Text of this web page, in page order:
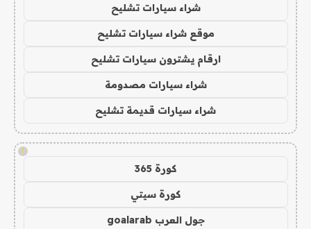
شراء سيارات تشليح
موقع شراء سيارات تشليح
ارقام يشترون سيارات تشليح
شراء سيارات مصدومة
شراء سيارات قديمة تشليح
!
كورة 365
كورة سيتي
جول العرب goalarab